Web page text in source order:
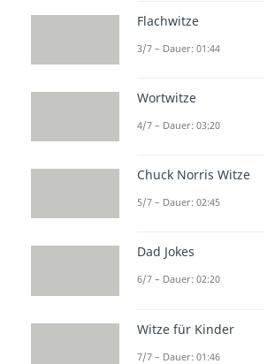
geschätzten IQ von
Der US-
Kind mit seinem
musikalischen
spielte er schon als
Später konnte er
Biologie-Studium
dem Abschluss des
Alter von 21 Jahren
Flachwitze
3/7 – Dauer: 01:44
Wortwitze
4/7 – Dauer: 03:20
Chuck Norris Witze
5/7 – Dauer: 02:45
Dad Jokes
6/7 – Dauer: 02:20
Witze für Kinder
7/7 – Dauer: 01:46